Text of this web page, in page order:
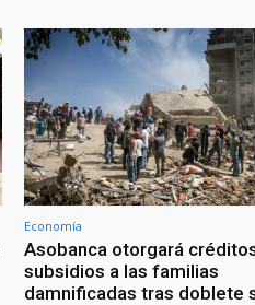
Economía
Asobanca otorgará
subsidios a las familias
damnificadas tras doblete